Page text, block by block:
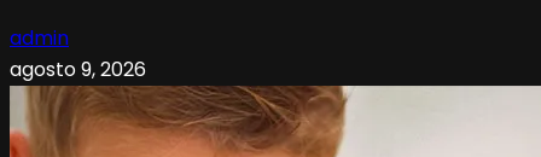
admin
agosto 9, 2026